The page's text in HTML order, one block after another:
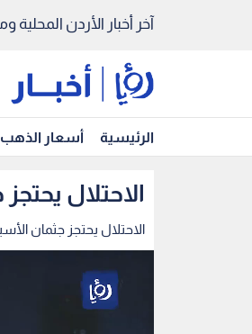
آخر أخبار الأردن المحلية
الرئيسية أسعار الذهب
الاحتلال
الاحتلال يحتجز جثمان